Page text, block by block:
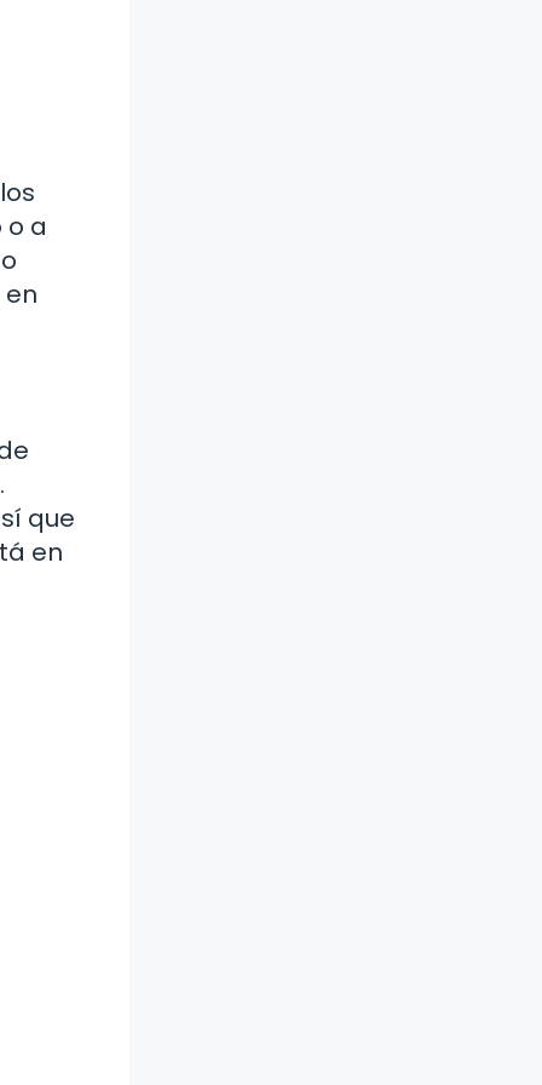
a
que
en